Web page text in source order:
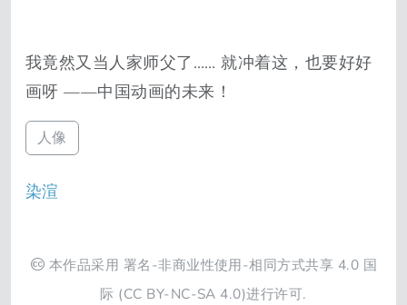
我竟然又当人家师父了…… 就冲着这，也要好好
画呀 ——中国动画的未来！
人像
染渲
本作品采用 署名-非商业性使用-相同方式共享 4.0 国
际 (CC BY-NC-SA 4.0)进行许可.